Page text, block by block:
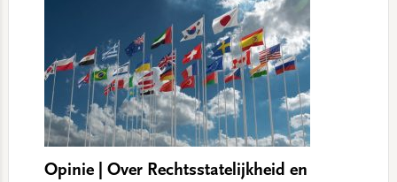
Opinie | Over Rechtsstatelijkheid en